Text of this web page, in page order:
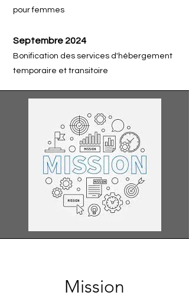
pour femmes
Septembre 2024
Bonification des services d'hébergement
temporaire et transitoire
Mission